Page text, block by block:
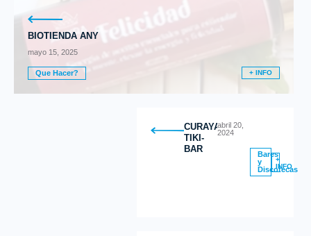
BIOTIENDA ANY
mayo 15, 2025
Que Hacer? + INFO
CURAYACU
TIKI-
BAR
abril 20,
2024
Bares
y
Discotecas
+
INFO